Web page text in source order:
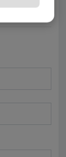
este artículo.